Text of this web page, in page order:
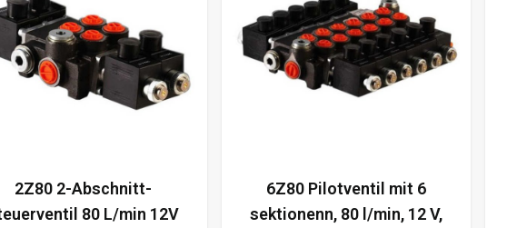
2Z80 2-Abschnitt-
80 L/min 12V
6Z80 Pilotventil mit 6
sektionenn, 80 l/min, 12 V,